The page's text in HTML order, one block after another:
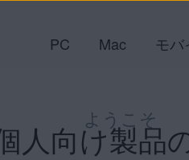
PC Mac モ
ようこそ
人向け製品